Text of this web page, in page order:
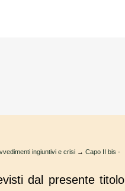
ingiuntivi e crisi → Capo II bis -
dal presente titolo